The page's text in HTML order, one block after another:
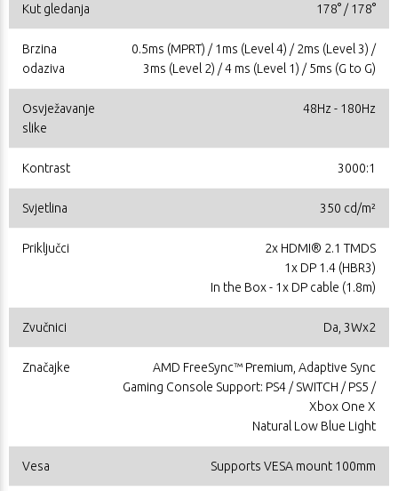
Kut gledanja 178° / 178°
Brzina
odaziva
0.5ms (MPRT) / 1ms (Level 4) / 2ms (Level 3) /
3ms (Level 2) / 4 ms (Level 1) / 5ms (G to G)
Osvježavanje
slike
48Hz - 180Hz
Kontrast 3000:1
Svjetlina 350 cd/m²
Priključci
2x HDMI® 2.1 TMDS
1x DP 1.4 (HBR3)
In the Box - 1x DP cable (1.8m)
Zvučnici Da, 3Wx2
Značajke
AMD FreeSync™ Premium, Adaptive Sync
Gaming Console Support: PS4 / SWITCH / PS5 /
Xbox One X
Natural Low Blue Light
Vesa Supports VESA mount 100mm